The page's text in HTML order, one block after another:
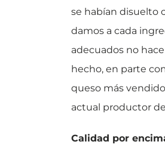
se habían disuelto
damos a cada
adecuados no
hecho, en parte
queso más
actual productor
Calidad por